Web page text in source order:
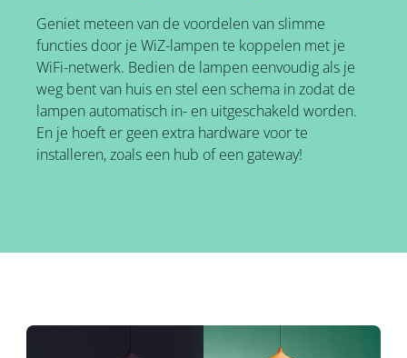
Geniet meteen van de voordelen van slimme
functies door je WiZ-lampen te koppelen met je
WiFi-netwerk. Bedien de lampen eenvoudig als je
weg bent van huis en stel een schema in zodat de
lampen automatisch in- en uitgeschakeld worden.
En je hoeft er geen extra hardware voor te
installeren, zoals een hub of een gateway!